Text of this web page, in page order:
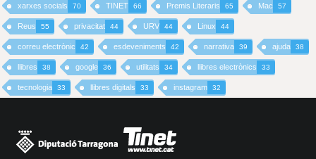
xarxes socials 70 TINET 66 Premis Literaris 65 Mac 57
Reus 55 privacitat 44 URV 44 Linux 44
correu electrònic 42 esdeveniments 42 narrativa 39 ajuda 38
llibres 38 google 36 utilitats 34 llibres electrònics 33
tecnologia 33 llibres digitals 33 instagram 32